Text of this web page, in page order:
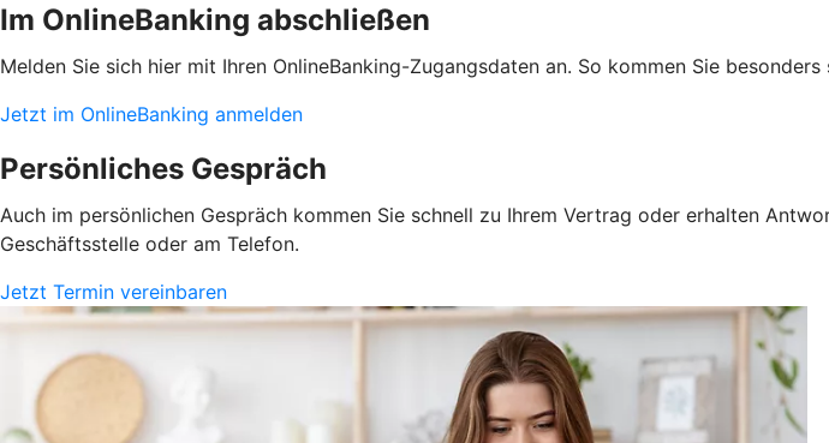
Im OnlineBanking abschließen
Melden Sie sich hier mit Ihren OnlineBanking-Zugangsdaten an. So kommen Sie
Jetzt im OnlineBanking anmelden
Persönliches Gespräch
Auch im persönlichen Gespräch kommen Sie schnell zu Ihrem Vertrag oder erhalten
Geschäftsstelle oder am Telefon.
Jetzt Termin vereinbaren